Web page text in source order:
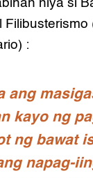
niya si
Filibusterismo
:
ang
kayo ng
ng bawat
napag-